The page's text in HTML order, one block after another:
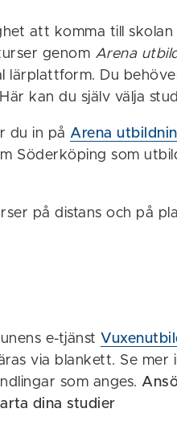
att komma till
genom Arena
lärplattform. Du
kan du själv välja
du in på Arena
Söderköping som
på distans och på
e-tjänst
via blankett. Se mer
som anges.
dina studier